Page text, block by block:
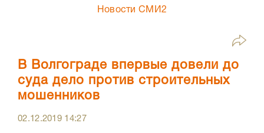
Новости СМИ2
В Волгограде впервые довели до
суда дело против строительных
мошенников
02.12.2019 14:27